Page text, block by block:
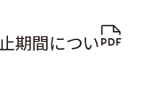
期間につい